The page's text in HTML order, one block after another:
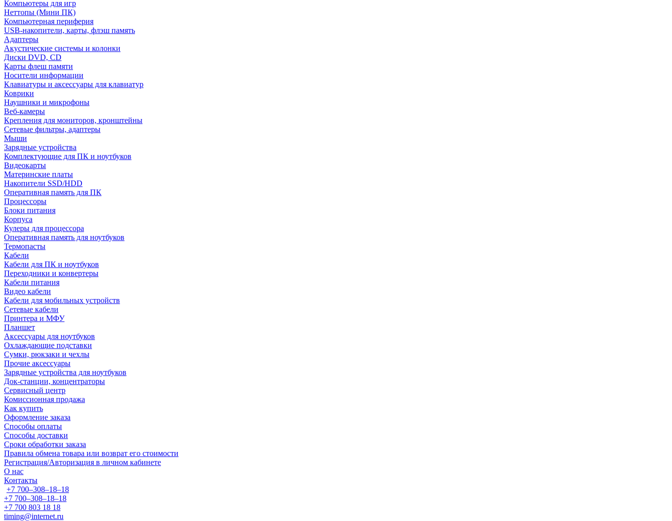
Компьютеры для игр
Неттопы (Мини ПК)
Компьютерная периферия
USB-накопители, карты, флэш память
Адаптеры
Акустические системы и колонки
Диски DVD, CD
Карты флеш памяти
Носители информации
Клавиатуры и аксессуары для клавиатур
Коврики
Наушники и микрофоны
Веб-камеры
Крепления для мониторов, кронштейны
Сетевые фильтры, адаптеры
Мыши
Зарядные устройства
Комплектующие для ПК и ноутбуков
Видеокарты
Материнские платы
Накопители SSD/HDD
Оперативная память для ПК
Процессоры
Блоки питания
Корпуса
Кулеры для процессора
Оперативная память для ноутбуков
Термопасты
Кабели
Кабели для ПК и ноутбуков
Переходники и конвертеры
Кабели питания
Видео кабели
Кабели для мобильных устройств
Сетевые кабели
Принтера и МФУ
Планшет
Аксессуары для ноутбуков
Охлаждающие подставки
Сумки, рюкзаки и чехлы
Прочие аксессуары
Зарядные устройства для ноутбуков
Док-станции, концентраторы
Сервисный центр
Комиссионная продажа
Как купить
Оформление заказа
Способы оплаты
Способы доставки
Сроки обработки заказа
Правила обмена товара или возврат его стоимости
Регистрация/Авторизация в личном кабинете
О нас
Контакты
+7 700‒308‒18‒18
+7 700‒308‒18‒18
+7 700 803 18 18
timing@internet.ru